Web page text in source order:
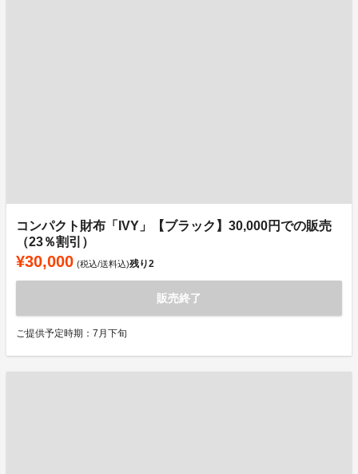
コンパクト財布「IVY」【ブラック】30,000円での販売
（23％割引）
¥30,000 (税込/送料込)残り2
販売終了
ご提供予定時期：7月下旬